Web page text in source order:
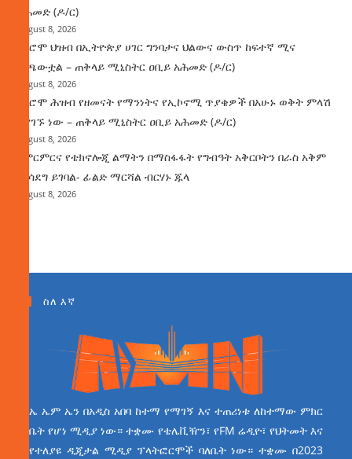
አሕመድ (ዶ/ር)
August 8, 2026
የኦሮሞ ህዝብ በኢትዮጵያ ሀገር ግንባታና ህልውና ውስጥ ከፍተኛ ሚና
ተጫውቷል – ጠቅላይ ሚኒስትር ዐቢይ አሕመድ (ዶ/ር)
August 8, 2026
የኦሮሞ ሕዝብ የዘመናት የማንነትና የኢኮኖሚ ጥያቄዎች በአሁኑ ወቅት ምላሽ
እያገኙ ነው – ጠቅላይ ሚኒስትር ዐቢይ አሕመድ (ዶ/ር)
August 8, 2026
የምርምርና የቴክኖሎጂ ልማትን በማስፋፋት የግብዓት አቅርቦትን በራስ አቅም
ማሳደግ ይገባል- ፊልድ ማርሻል ብርሃኑ ጁላ
August 8, 2026
ስለ እኛ
ኤ ኤም ኤን በአዲስ አበባ ከተማ የማገኝ እና ተጠሪነቱ ለከተማው ምክር
ቤት የሆነ ሚዲያ ነው። ተቋሙ የቴሌቪዥን፣ የFM ሬዲዮ፣ የህትመት እና
የተለያዩ ዲጂታል ሚዲያ ፕላትፎርሞች ባለቤት ነው። ተቋሙ በ2023